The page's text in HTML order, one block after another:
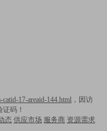
17-areaid-144.html ，因访
码！
态 供应市场 服务商 资源需求